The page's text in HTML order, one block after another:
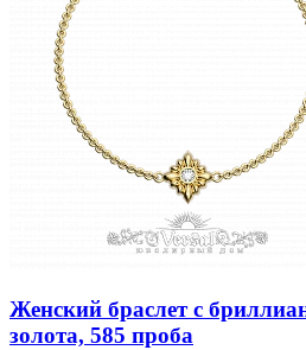
Женский браслет c
золота, 585 проба